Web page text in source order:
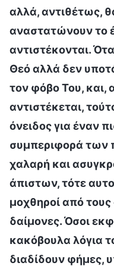
αλλά, αντιθέτως,
αναστατώνουν το
αντιστέκονται.
Θεό αλλά δεν
τον φόβο Του, και,
αντιστέκεται,
όνειδος για έναν
συμπεριφορά των
χαλαρή και
άπιστων, τότε
μοχθηροί από τους
δαίμονες. Όσοι
κακόβουλα λόγια
διαδίδουν φήμες,